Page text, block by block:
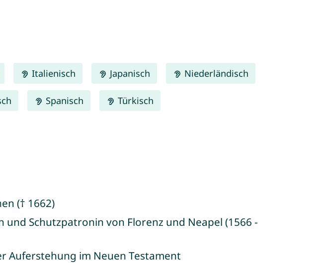
Italienisch Japanisch Niederländisch
Spanisch Türkisch
(† 1662)
Schutzpatronin von Florenz und Neapel (1566 -
Auferstehung im Neuen Testament